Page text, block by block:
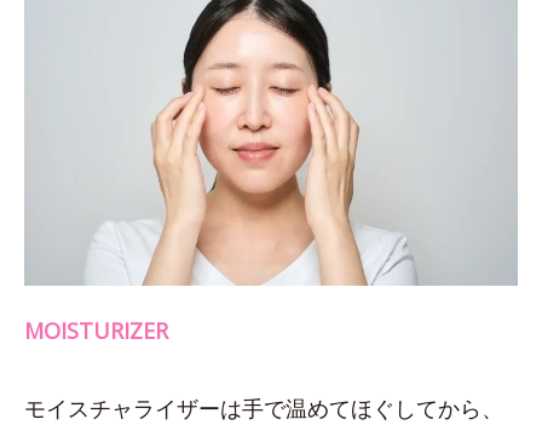
MOISTURIZER
モイスチャライザーは手で温めてほぐしてから、